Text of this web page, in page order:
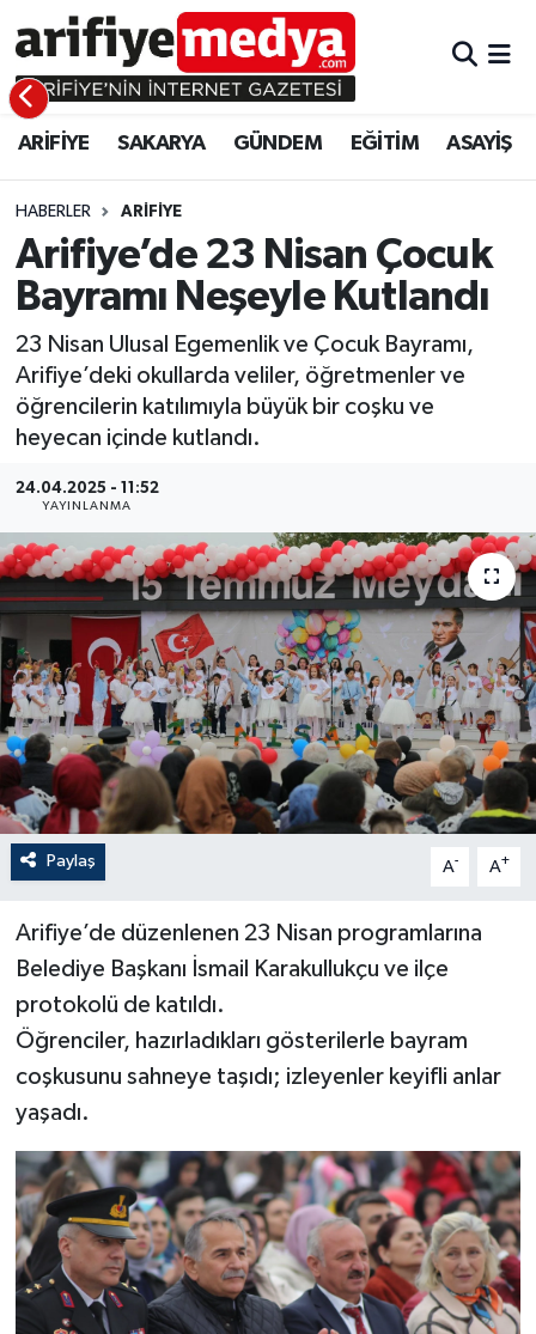
ARİFİYE SAKARYA GÜNDEM EĞİTİM ASAYİŞ
HABERLER ARİFİYE
Arifiye’de 23 Nisan Çocuk
Bayramı Neşeyle Kutlandı
23 Nisan Ulusal Egemenlik ve Çocuk Bayramı,
Arifiye’deki okullarda veliler, öğretmenler ve
öğrencilerin katılımıyla büyük bir coşku ve
heyecan içinde kutlandı.
24.04.2025 - 11:52
YAYINLANMA
Paylaş A- A+
Arifiye’de düzenlenen 23 Nisan programlarına
Belediye Başkanı İsmail Karakullukçu ve ilçe
protokolü de katıldı.
Öğrenciler, hazırladıkları gösterilerle bayram
coşkusunu sahneye taşıdı; izleyenler keyifli anlar
yaşadı.
ARİFİYE
SAKARYA
GÜNDEM
EĞİTİM
ASAYİŞ
EKONOMİ
ARİFİYE
GÜNDEM
EĞİTİM
EKONOMİ
ASAYİŞ
Sakarya Hava Durumu
Sakarya Namaz Vakitleri
Sakarya Trafik Yoğunluk Haritası
Süper Lig Puan Durumu ve Fikstür
Tüm Manşetler
Son Dakika Haberleri